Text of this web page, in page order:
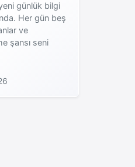
günlük bilgi
Her gün beş
ve
şansı seni